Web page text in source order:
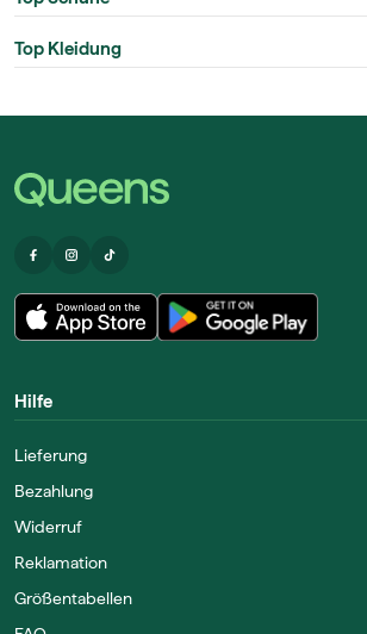
Top Kleidung
Hilfe
Lieferung
Bezahlung
Widerruf
Reklamation
Größentabellen